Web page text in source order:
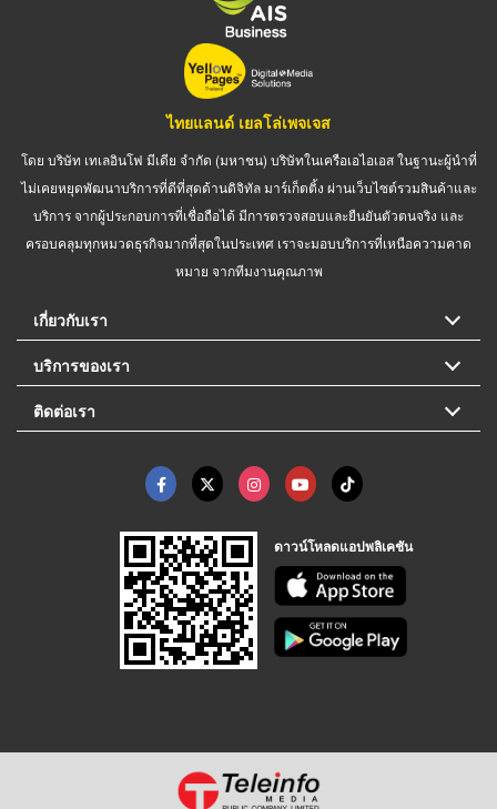
ไทยแลนด์ เยลโล่เพจเจส
โดย บริษัท เทเลอินโฟ มีเดีย จำกัด (มหาชน) บริษัทในเครือเอไอเอส ในฐานะผู้นำที่
ไม่เคยหยุดพัฒนาบริการที่ดีที่สุดด้านดิจิทัล มาร์เก็ตติ้ง ผ่านเว็บไซต์รวมสินค้าและ
บริการ จากผู้ประกอบการที่เชื่อถือได้ มีการตรวจสอบและยืนยันตัวตนจริง และ
ครอบคลุมทุกหมวดธุรกิจมากที่สุดในประเทศ เราจะมอบบริการที่เหนือความคาด
หมาย จากทีมงานคุณภาพ
เกี่ยวกับเรา
บริการของเรา
ติดต่อเรา
ดาวน์โหลดแอปพลิเคชัน